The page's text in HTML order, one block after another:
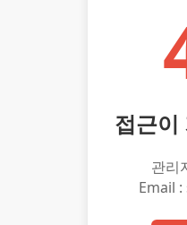
접근이
관리
Email